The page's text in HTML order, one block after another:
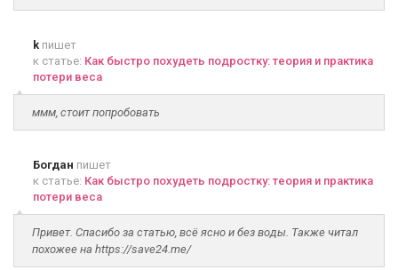
k пишет
к статье: Как быстро похудеть подростку: теория и практика
потери веса
ммм, стоит попробовать
Богдан пишет
к статье: Как быстро похудеть подростку: теория и практика
потери веса
Привет. Спасибо за статью, всё ясно и без воды. Также читал
похожее на https://save24.me/